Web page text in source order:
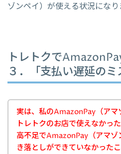
ゾンペイ）が使える状況になり
トレトクで
３．「支払い遅延のミ
実は、私のAmazonPay（アマ
トレトクのお店で使えなかっ
高不足でAmazonPay（アマゾ
き落としができていなかった